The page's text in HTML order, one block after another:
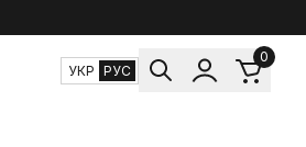
УКР РУС
0